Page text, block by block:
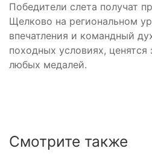
Победители слета получат
Щелково на региональном
впечатления и командный
походных условиях,
любых медалей.
Смотрите также